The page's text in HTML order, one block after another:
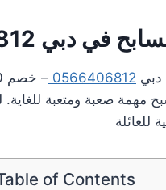
في دبي
0566406812
مهمة صعبة ومتعبة
للعائلة
of Contents